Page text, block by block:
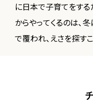
に日本で子育てをする
からやってくるのは、
で覆われ、えさを探す